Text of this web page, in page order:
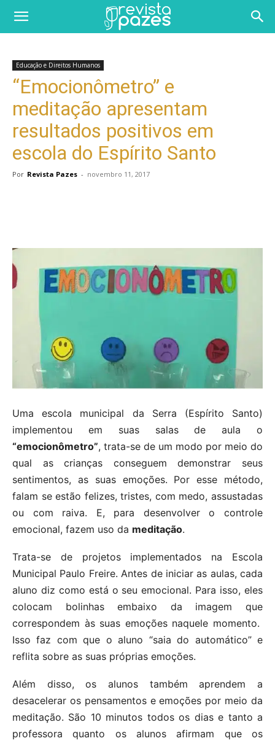
Educação e Direitos Humanos
“Emocionômetro” e
meditação apresentam
resultados positivos em
escola do Espírito Santo
Por Revista Pazes - novembro 11, 2017
Uma escola municipal da Serra (Espírito Santo)
implementou em suas salas de aula o
“emocionômetro”, trata-se de um modo por meio do
qual as crianças conseguem demonstrar seus
sentimentos, as suas emoções. Por esse método,
falam se estão felizes, tristes, com medo, assustadas
ou com raiva. E, para desenvolver o controle
emocional, fazem uso da meditação.
Trata-se de projetos implementados na Escola
Municipal Paulo Freire. Antes de iniciar as aulas, cada
aluno diz como está o seu emocional. Para isso, eles
colocam bolinhas embaixo da imagem que
correspondem às suas emoções naquele momento.
Isso faz com que o aluno “saia do automático” e
reflita sobre as suas próprias emoções.
Além disso, os alunos também aprendem a
desacelerar os pensamentos e emoções por meio da
meditação. São 10 minutos todos os dias e tanto a
professora quanto os alunos afirmam que os